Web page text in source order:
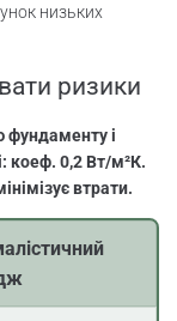
низьких
ризики
фундаменту і
коеф. 0,2 Вт/м²К.
втрати.